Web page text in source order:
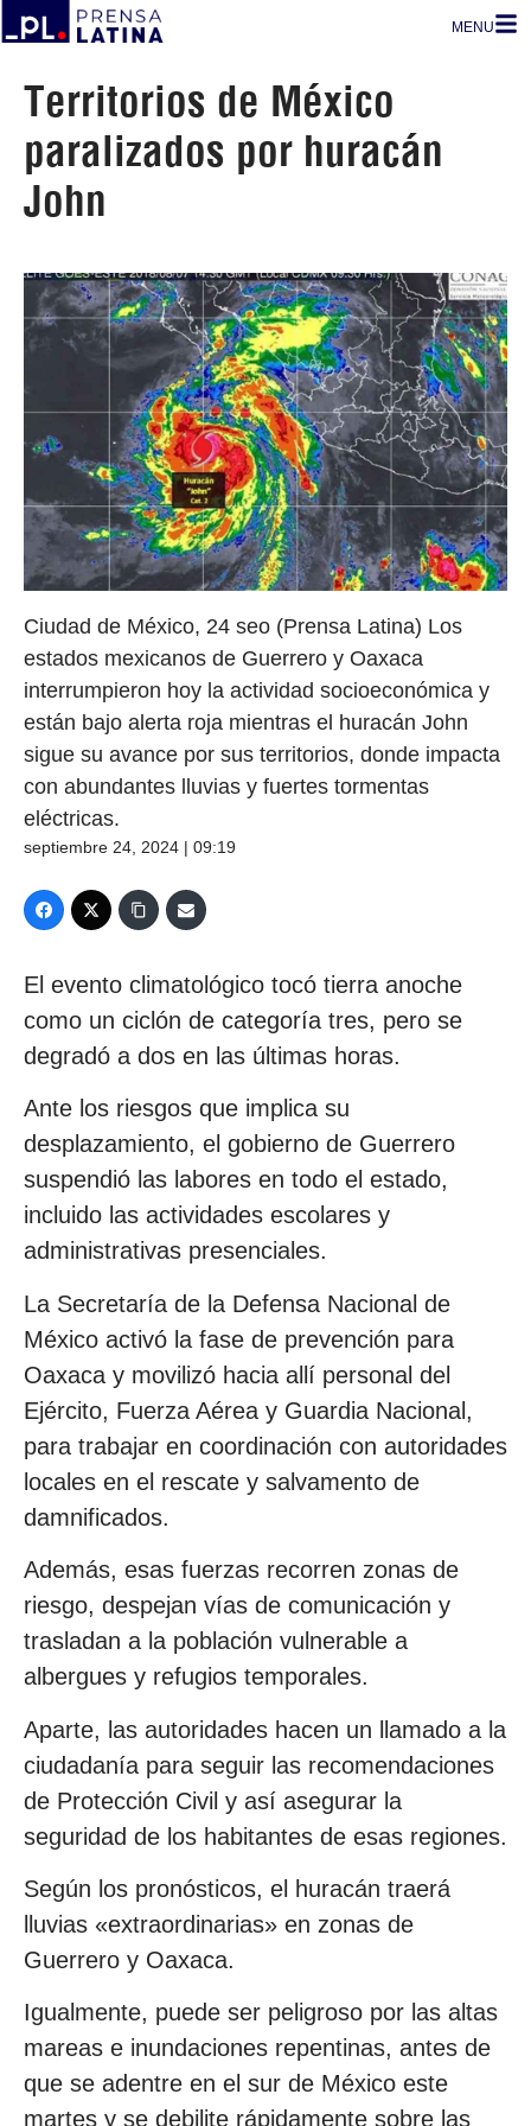
MENU
Territorios de México
paralizados por huracán
John
Ciudad de México, 24 seo (Prensa Latina) Los
estados mexicanos de Guerrero y Oaxaca
interrumpieron hoy la actividad socioeconómica y
están bajo alerta roja mientras el huracán John
sigue su avance por sus territorios, donde impacta
con abundantes lluvias y fuertes tormentas
eléctricas.
septiembre 24, 2024 | 09:19
El evento climatológico tocó tierra anoche
como un ciclón de categoría tres, pero se
degradó a dos en las últimas horas.
Ante los riesgos que implica su
desplazamiento, el gobierno de Guerrero
suspendió las labores en todo el estado,
incluido las actividades escolares y
administrativas presenciales.
La Secretaría de la Defensa Nacional de
México activó la fase de prevención para
Oaxaca y movilizó hacia allí personal del
Ejército, Fuerza Aérea y Guardia Nacional,
para trabajar en coordinación con autoridades
locales en el rescate y salvamento de
damnificados.
Además, esas fuerzas recorren zonas de
riesgo, despejan vías de comunicación y
trasladan a la población vulnerable a
albergues y refugios temporales.
Aparte, las autoridades hacen un llamado a la
ciudadanía para seguir las recomendaciones
de Protección Civil y así asegurar la
seguridad de los habitantes de esas regiones.
Según los pronósticos, el huracán traerá
lluvias «extraordinarias» en zonas de
Guerrero y Oaxaca.
Igualmente, puede ser peligroso por las altas
mareas e inundaciones repentinas, antes de
que se adentre en el sur de México este
martes y se debilite rápidamente sobre las